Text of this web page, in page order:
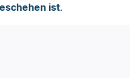
ist.